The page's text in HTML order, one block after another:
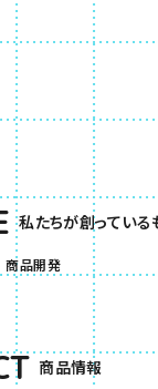
私たちが創っている
きます）
商品開発
商品情報